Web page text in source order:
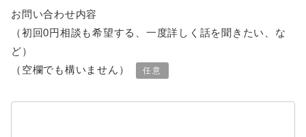
お問い合わせ内容
（初回0円相談も希望する、一度詳しく話を聞きたい、な
ど）
（空欄でも構いません）
任意